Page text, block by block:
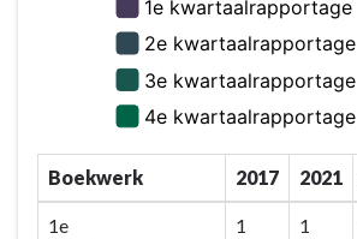
Boekwerk 2017 2021
1e
1 1